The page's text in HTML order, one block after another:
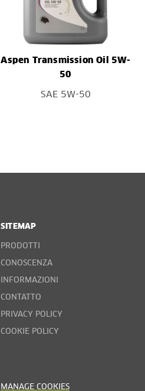
Aspen Transmission Oil 5W-
50
SAE 5W-50
SITEMAP
PRODOTTI
CONOSCENZA
INFORMAZIONI
CONTATTO
PRIVACY POLICY
COOKIE POLICY
MANAGE COOKIES